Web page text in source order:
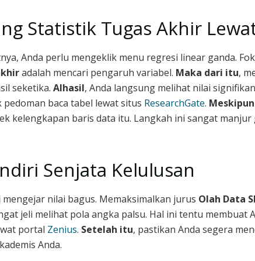
Statistik Tugas Akhir
Anda perlu mengeklik menu regresi linear ganda.
adalah mencari pengaruh variabel. Maka dari itu,
seketika. Alhasil, Anda langsung melihat nilai
pedoman baca tabel lewat situs ResearchGate.
kelengkapan baris data itu. Langkah ini sangat
Senjata Kelulusan
nilai bagus. Memaksimalkan jurus Olah Data
jeli melihat pola angka palsu. Hal ini tentu membuat
portal Zenius. Setelah itu, pastikan Anda segera
Anda.